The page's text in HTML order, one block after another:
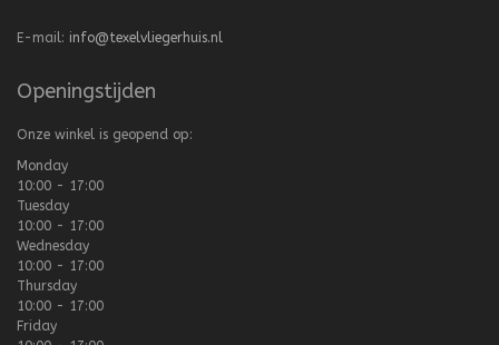
E-mail: info@texelvliegerhuis.nl
Openingstijden
Onze winkel is geopend op:
Monday
10:00 - 17:00
Tuesday
10:00 - 17:00
Wednesday
10:00 - 17:00
Thursday
10:00 - 17:00
Friday